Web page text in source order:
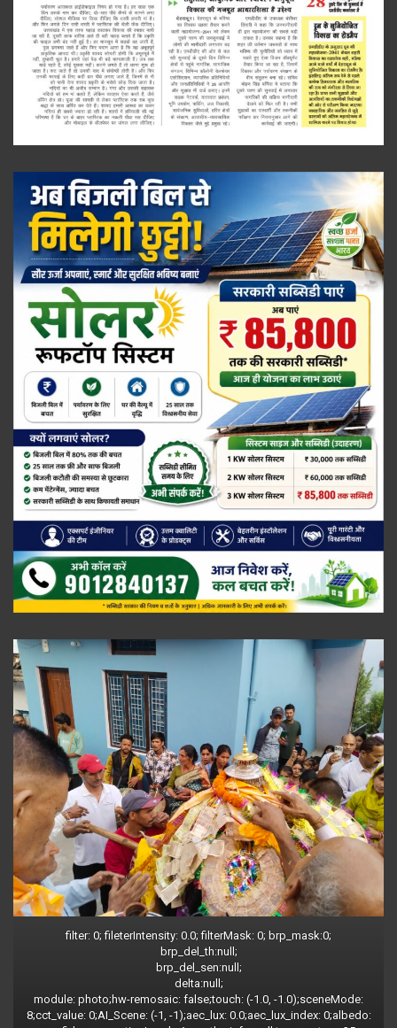
filter: 0; fileterIntensity: 0.0; filterMask: 0; brp_mask:0;
brp_del_th:null;
brp_del_sen:null;
delta:null;
module: photo;hw-remosaic: false;touch: (-1.0, -1.0);sceneMode:
8;cct_value: 0;AI_Scene: (-1, -1);aec_lux: 0.0;aec_lux_index: 0;albedo: